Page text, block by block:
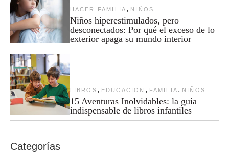
HACER FAMILIA , NIÑOS
Niños hiperestimulados, pero
desconectados: Por qué el exceso de lo
exterior apaga su mundo interior
LIBROS , EDUCACION , FAMILIA , NIÑOS
15 Aventuras Inolvidables: la guía
indispensable de libros infantiles
Categorías